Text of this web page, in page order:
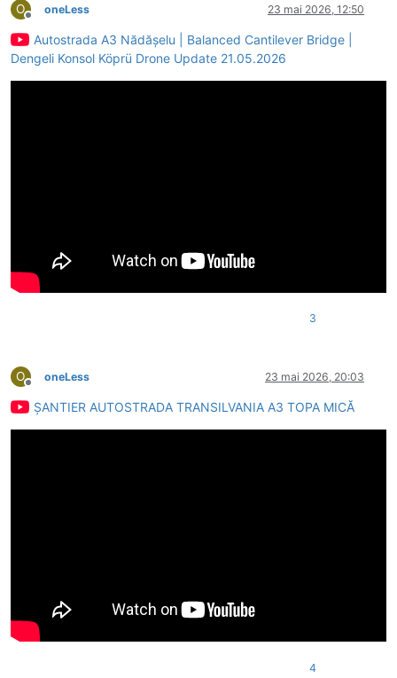
O
Deconectat
oneLess 23 mai 2026, 12:50
Autostrada A3 Nădășelu | Balanced Cantilever Bridge |
Dengeli Konsol Köprü Drone Update 21.05.2026
3
O
Deconectat
oneLess 23 mai 2026, 20:03
ȘANTIER AUTOSTRADA TRANSILVANIA A3 TOPA MICĂ
4